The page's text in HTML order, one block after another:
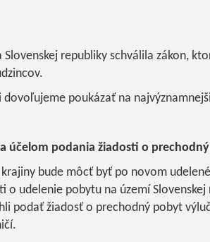
republiky schválila zákon,
poukázať na
účelom podania žiadosti o
bude môcť byť po novom
o udelenie pobytu na území
podať žiadosť o prechodný pobyt